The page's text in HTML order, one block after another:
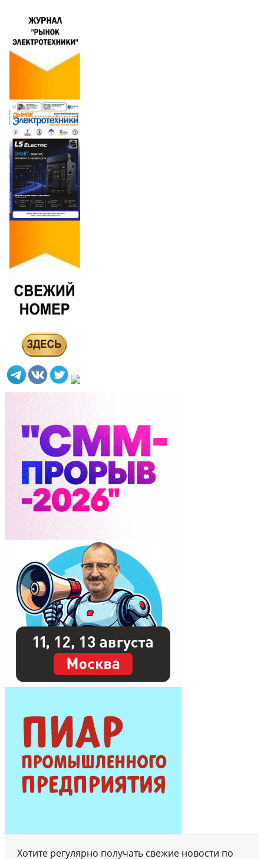
Хотите регулярно получать свежие новости по